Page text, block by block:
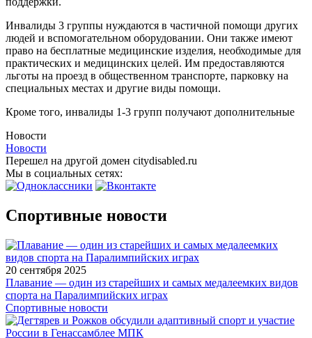
Инвалиды 3 группы нуждаются в частичной помощи других
людей и вспомогательном оборудовании. Они также имеют
право на бесплатные медицинские изделия, необходимые для
практических и медицинских целей. Им предоставляются
льготы на проезд в общественном транспорте, парковку на
специальных местах и другие виды помощи.
Кроме того, инвалиды 1-3 групп получают дополнительные
Новости
Новости
Перешел на другой домен citydisabled.ru
Мы в социальных сетях:
Спортивные новости
20 сентября 2025
Плавание — один из старейших и самых медалеемких видов
спорта на Паралимпийских играх
Спортивные новости